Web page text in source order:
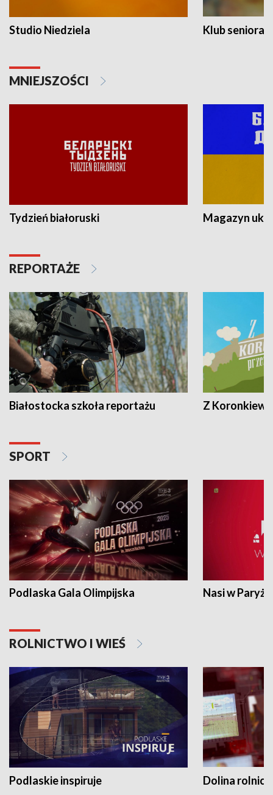
Studio Niedziela Klub seniora
MNIEJSZOŚCI
Tydzień białoruski Magazyn
REPORTAŻE
Białostocka szkoła reportażu Z
SPORT
Podlaska Gala Olimpijska Nasi w Paryżu
ROLNICTWO I WIEŚ
Podlaskie inspiruje Dolina